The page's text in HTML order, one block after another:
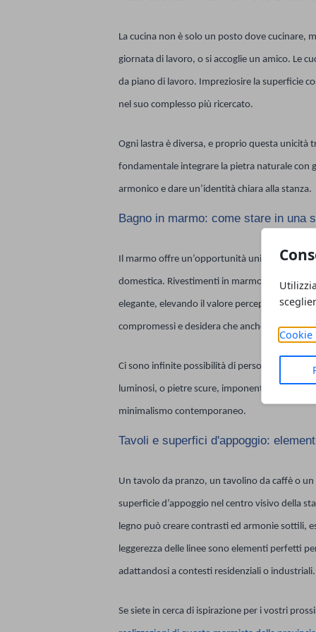
Cookie
La cucina non è solo un posto dove cucinare,
giornata di lavoro, o si accoglie un amico. Le
da piano di lavoro. Impreziosire la superficie
nel suo complesso più ricercato.
Ogni lastra è diversa, e proprio questa unicità
fondamentale integrare la pietra naturale con
armonico e dare un’identità chiara alla stanza.
Bagno in marmo: come stare in una
Il marmo offre un’opportunità unica:
domestica. Rivestimenti in marmo per pareti,
elegante, elevando il valore percepito
compromessi e desidera che anche il bagno
Ci sono infinite possibilità di
luminosi, o pietre scure, imponenti ed
minimalismo contemporaneo.
Tavoli e superfici d'appoggio:
Un tavolo da pranzo, un tavolino da caffè o
superficie d’appoggio nel centro visivo della
legno può creare contrasti ed armonie sottili,
leggerezza delle linee sono elementi perfetti
adattandosi a contesti residenziali o industriali.
Se siete in cerca di ispirazione per i vostri